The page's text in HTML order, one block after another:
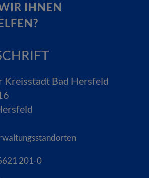
IHNEN
Kreisstadt Bad Hersfeld
201-0